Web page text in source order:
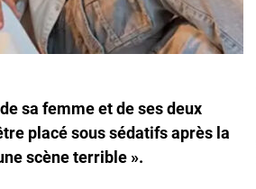
sa femme et de ses deux
placé sous sédatifs après la
scène terrible ».